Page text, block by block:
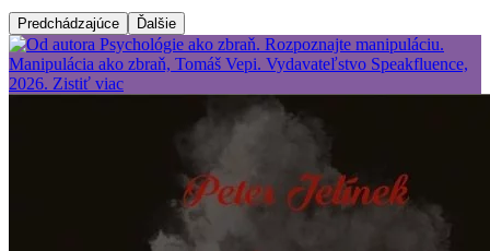
Predchádzajúce Ďalšie